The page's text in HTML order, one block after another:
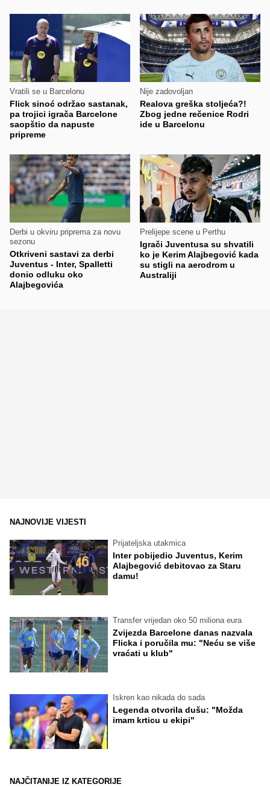
Vratili se u Barcelonu
Flick sinoć održao sastanak,
pa trojici igrača Barcelone
saopštio da napuste
pripreme
Nije zadovoljan
Realova greška stoljeća?!
Zbog jedne rečenice Rodri
ide u Barcelonu
Derbi u okviru priprema za novu
sezonu
Otkriveni sastavi za derbi
Juventus - Inter, Spalletti
donio odluku oko
Alajbegovića
Prelijepe scene u Perthu
Igrači Juventusa su shvatili
ko je Kerim Alajbegović kada
su stigli na aerodrom u
Australiji
NAJNOVIJE VIJESTI
Prijateljska utakmica
Inter pobijedio Juventus, Kerim
Alajbegović debitovao za Staru
damu!
Transfer vrijedan oko 50 miliona eura
Zvijezda Barcelone danas nazvala
Flicka i poručila mu: "Neću se više
vraćati u klub"
Iskren kao nikada do sada
Legenda otvorila dušu: "Možda
imam krticu u ekipi"
NAJČITANIJE IZ KATEGORIJE